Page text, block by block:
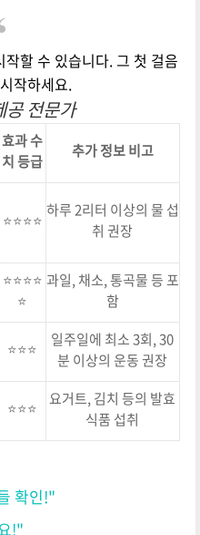
할 수 있습니다. 그 첫 걸음
작하세요.
공 전문가
효과 수
치 등급
추가 정보 비고
⭐⭐⭐⭐
하루 2리터 이상의 물 섭
취 권장
⭐⭐⭐⭐
⭐
과일, 채소, 통곡물 등 포
함
⭐⭐⭐
일주일에 최소 3회, 30
분 이상의 운동 권장
⭐⭐⭐
요거트, 김치 등의 발효
식품 섭취
확인!"
!"